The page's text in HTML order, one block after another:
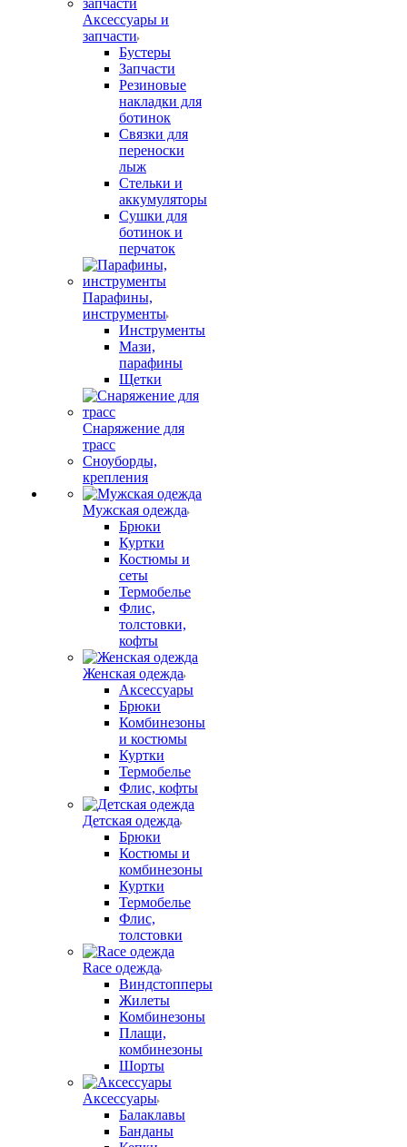
Аксессуары и
запчасти
Бустеры
Запчасти
Резиновые
накладки для
ботинок
Связки для
переноски
лыж
Стельки и
аккумуляторы
Сушки для
ботинок и
перчаток
Парафины,
инструменты
Инструменты
Мази,
парафины
Щетки
Снаряжение для
трасс
Сноуборды,
крепления
Мужская одежда
Брюки
Куртки
Костюмы и
сеты
Термобелье
Флис,
толстовки,
кофты
Женская одежда
Аксессуары
Брюки
Комбинезоны
и костюмы
Куртки
Термобелье
Флис, кофты
Детская одежда
Брюки
Костюмы и
комбинезоны
Куртки
Термобелье
Флис,
толстовки
Race одежда
Виндстопперы
Жилеты
Комбинезоны
Плащи,
комбинезоны
Шорты
Аксессуары
Балаклавы
Банданы